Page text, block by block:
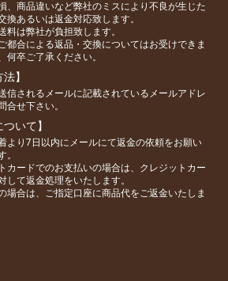
、商品違いなど弊社のミスにより不良が生じた
換あるいは返金対応致します。
料は弊社が負担致します。
都合による返品・交換についてはお受けできま
何卒ご了承ください。
】
信されるメールに記載されているメールアドレ
合せ下さい。
いて】
より7日以内にメールにて返金の依頼をお願い
。
カードでのお支払いの場合は、クレジットカー
して返金処理をいたします。
場合は、ご指定口座に商品代をご返金いたしま